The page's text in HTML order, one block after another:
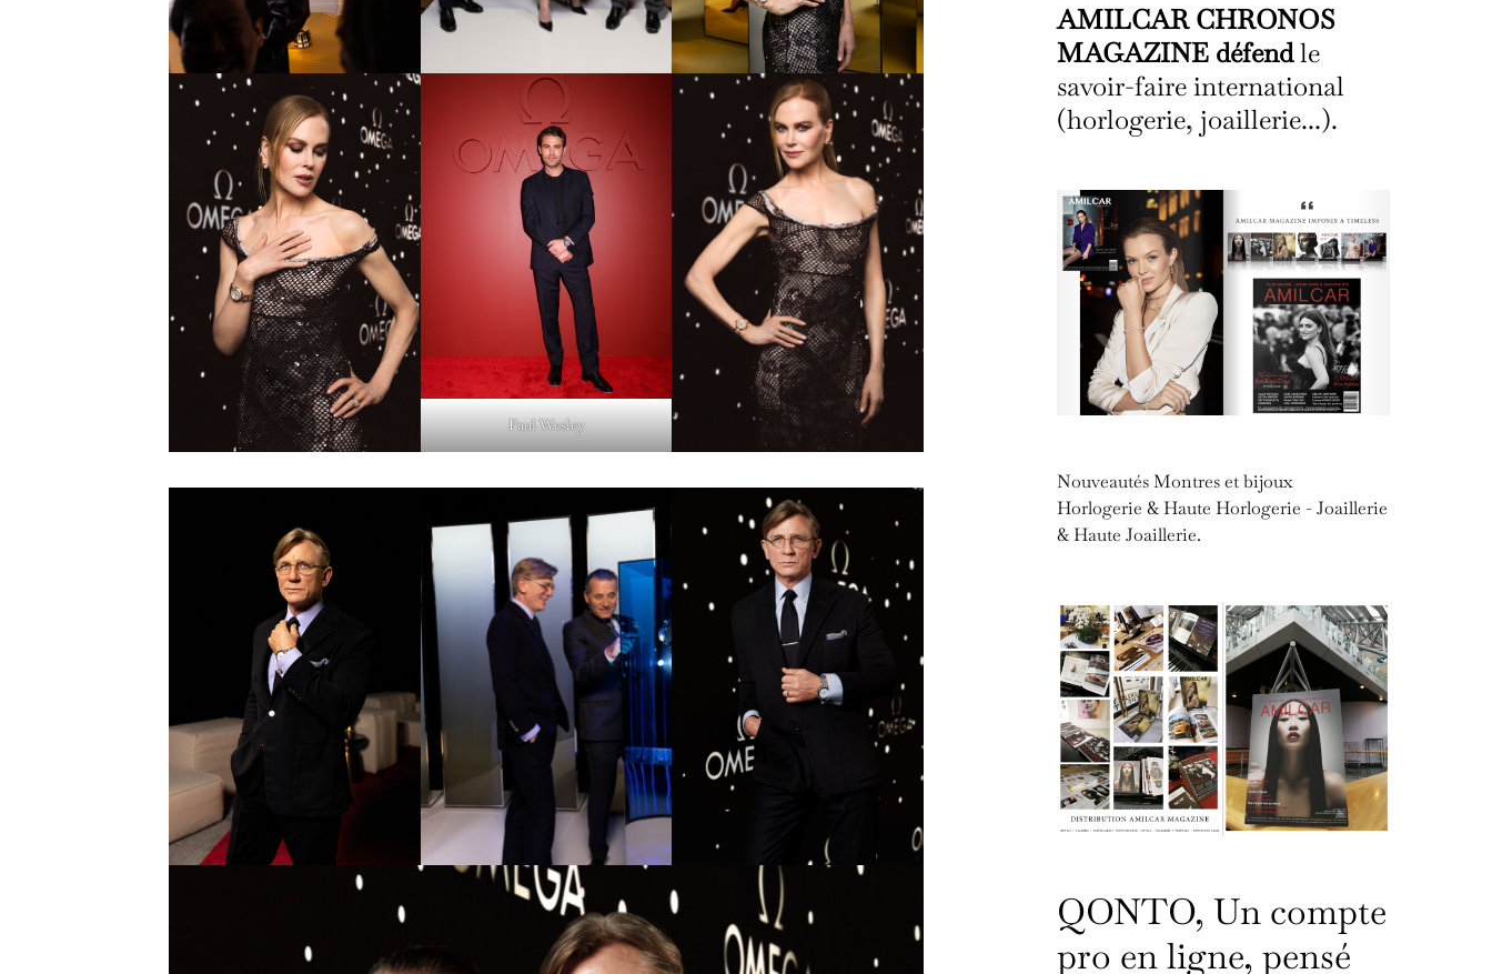
Paul Wesley
AMILCAR CHRONOS
MAGAZINE défendle
savoir-faire international
(horlogerie, joaillerie...).
Nouveautés Montres et bijoux
Horlogerie & Haute Horlogerie - Joaillerie
& Haute Joaillerie.
QONTO, Un compte
pro en ligne, pensé